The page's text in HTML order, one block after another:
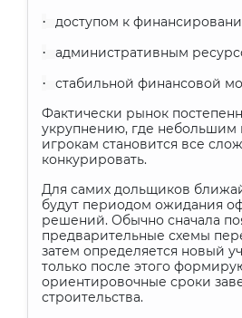
· доступом к
· административным
·
стабильной финансовой
Фактически рынок
укрупнению, где небольшим
игрокам становится все
конкурировать.
Для самих дольщиков
будут периодом ожидания
решений. Обычно сначала
предварительные схемы
затем определяется новый
только после этого
ориентировочные сроки
строительства.